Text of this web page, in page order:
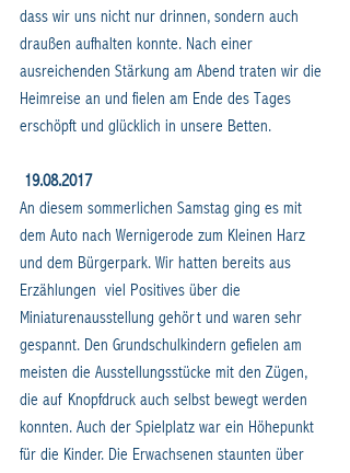
dass wir uns nicht nur drinnen, sondern auch
draußen aufhalten konnte. Nach einer
ausreichenden Stärkung am Abend traten wir die
Heimreise an und fielen am Ende des Tages
erschöpft und glücklich in unsere Betten.
19.08.2017
An diesem sommerlichen Samstag ging es mit
dem Auto nach Wernigerode zum Kleinen Harz
und dem Bürgerpark. Wir hatten bereits aus
Erzählungen  viel Positives über die
Miniaturenausstellung gehört und waren sehr
gespannt. Den Grundschulkindern gefielen am
meisten die Ausstellungsstücke mit den Zügen,
die auf Knopfdruck auch selbst bewegt werden
konnten. Auch der Spielplatz war ein Höhepunkt
für die Kinder. Die Erwachsenen staunten über